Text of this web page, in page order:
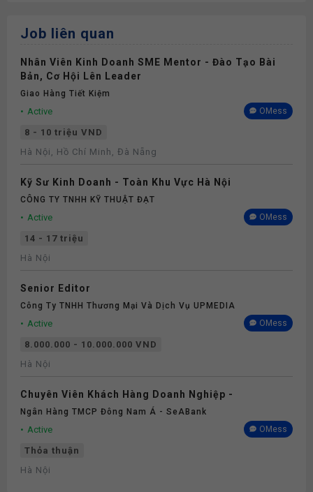
Job liên quan
Nhân Viên Kinh Doanh SME Mentor - Đào Tạo Bài
Bản, Cơ Hội Lên Leader
Giao Hàng Tiết Kiệm
Active OMess
8 - 10 triệu VND
Hà Nội, Hồ Chí Minh, Đà Nẵng
Kỹ Sư Kinh Doanh - Toàn Khu Vực Hà Nội
CÔNG TY TNHH KỸ THUẬT ĐẠT
Active OMess
14 - 17 triệu
Hà Nội
Senior Editor
Công Ty TNHH Thương Mại Và Dịch Vụ UPMEDIA
Active OMess
8.000.000 - 10.000.000 VND
Hà Nội
Chuyên Viên Khách Hàng Doanh Nghiệp -
Ngân Hàng TMCP Đông Nam Á - SeABank
Active OMess
Thỏa thuận
Hà Nội